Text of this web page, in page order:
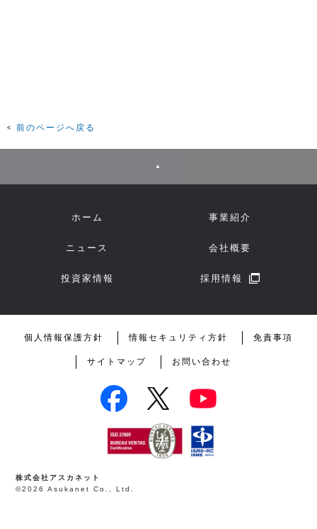
前のページへ戻る
▲
ホーム 事業紹介
ニュース 会社概要
投資家情報 採用情報
個人情報保護方針 情報セキュリティ方針 免責事項
サイトマップ お問い合わせ
株式会社アスカネット
©2026 Asukanet Co., Ltd.